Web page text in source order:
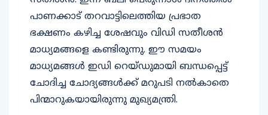
പാണക്കാട് തറവാട്ടിലെത്തിയ പ്രഭാത
ഭക്ഷണം കഴിച്ച ശേഷവും വിഡി സതീശന്‍
മാധ്യമങ്ങളെ കണ്ടിരുന്നു. ഈ സമയം
മാധ്യമങ്ങള്‍ ഇഡി റെയ്ഡുമായി ബന്ധപ്പെട്ട്
ചോദിച്ച ചോദ്യങ്ങള്‍ക്ക് മറുപടി നല്‍കാതെ
പിന്മാറുകയായിരുന്നു മുഖ്യമന്ത്രി.